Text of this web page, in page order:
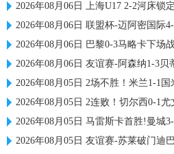
2026年08月06日 上海U17 2-2河床锁定B组第1
2026年08月06日 联盟杯-迈阿密国际4-2圣
2026年08月06日 巴黎0-3马略卡下场战曼
2026年08月06日 友谊赛-阿森纳1-3贝蒂斯 因
2026年08月05日 2场不胜！米兰1-1国米 迪马尔
2026年08月05日 2连败！切尔西0-1尤文 热格罗
2026年08月05日 马雷斯卡首胜!曼城3-1K联赛全
2026年08月05日 友谊赛-苏莱破门迪